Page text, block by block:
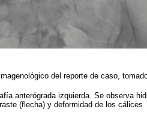
del reporte de caso,
anterógrada izquierda. Se observa
(flecha) y deformidad de los cálices